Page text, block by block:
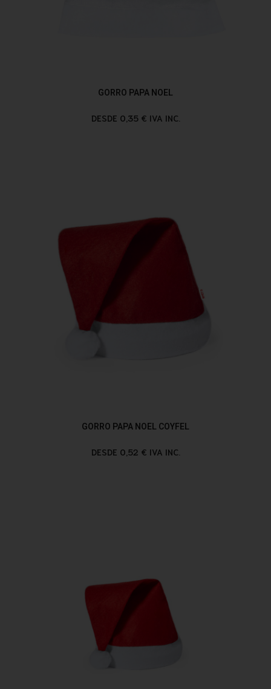
GORRO PAPA NOEL
DESDE 0,35 € IVA INC.
GORRO PAPA NOEL COYFEL
DESDE 0,52 € IVA INC.